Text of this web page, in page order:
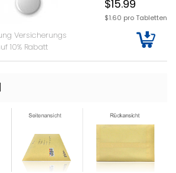
$15.99
$1.60 pro Tabletten
Versicherungs
10% Rabatt